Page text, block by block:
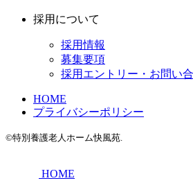
採用について
採用情報
募集要項
採用エントリー・お問い
HOME
プライバシーポリシー
©特別養護老人ホーム快風苑.
HOME